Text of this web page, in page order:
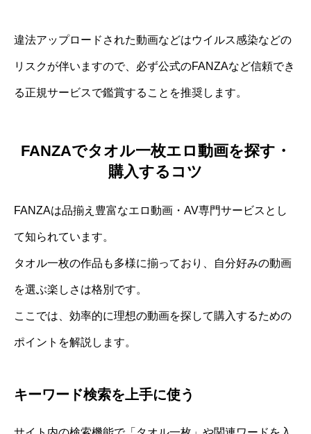
違法アップロードされた動画などはウイルス感染などの
リスクが伴いますので、必ず公式のFANZAなど信頼でき
る正規サービスで鑑賞することを推奨します。
FANZAでタオル一枚エロ動画を探す・
購入するコツ
FANZAは品揃え豊富なエロ動画・AV専門サービスとし
て知られています。
タオル一枚の作品も多様に揃っており、自分好みの動画
を選ぶ楽しさは格別です。
ここでは、効率的に理想の動画を探して購入するための
ポイントを解説します。
キーワード検索を上手に使う